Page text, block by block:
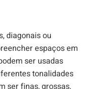
diagonais ou
espaços em
ser usadas
tonalidades
ser finas, grossas,